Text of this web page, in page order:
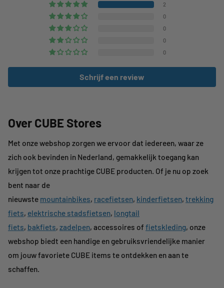
2
0
0
0
0
Schrijf een review
Over CUBE Stores
Met onze webshop zorgen we ervoor dat iedereen, waar ze
zich ook bevinden in Nederland, gemakkelijk toegang kan
krijgen tot onze prachtige CUBE producten. Of je nu op zoek
bent naar de
nieuwste mountainbikes, racefietsen, kinderfietsen, trekking
fiets, elektrische stadsfietsen, longtail
fiets, bakfiets, zadelpen, accessoires of fietskleding, onze
webshop biedt een handige en gebruiksvriendelijke manier
om jouw favoriete CUBE items te ontdekken en aan te
schaffen.